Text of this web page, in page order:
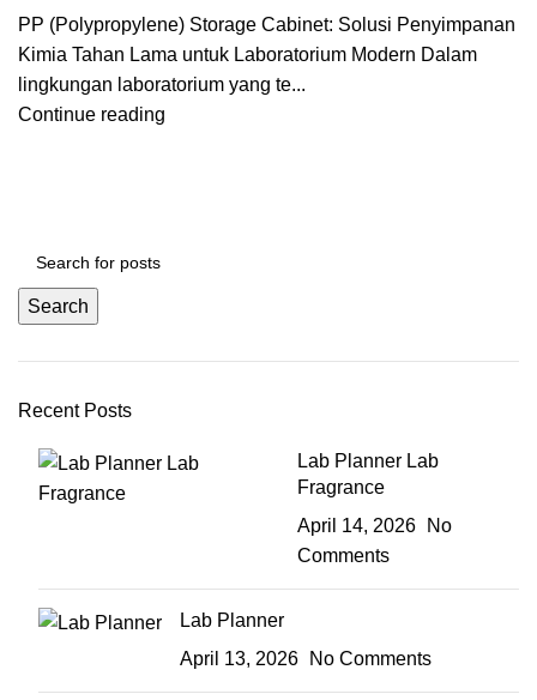
PP (Polypropylene) Storage Cabinet: Solusi Penyimpanan
Kimia Tahan Lama untuk Laboratorium Modern Dalam
lingkungan laboratorium yang te...
Continue reading
Search
Recent Posts
Lab Planner Lab
Fragrance
April 14, 2026
No
Comments
Lab Planner
April 13, 2026
No Comments